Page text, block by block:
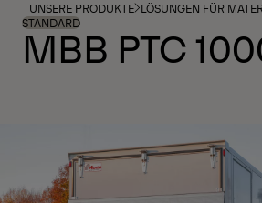
footer
content
UNSERE PRODUKTE LÖSUNGEN FÜR
STANDARD
MBB PTC